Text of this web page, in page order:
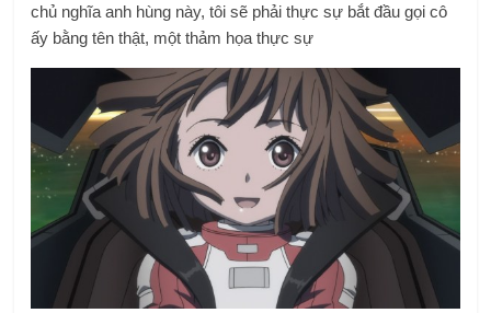
chủ nghĩa anh hùng này, tôi sẽ phải thực sự bắt đầu gọi cô
ấy bằng tên thật, một thảm họa thực sự